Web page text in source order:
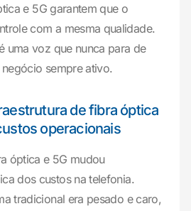
e 5G garantem que o
com a mesma qualidade.
uma voz que nunca para de
sempre ativo.
de fibra óptica
operacionais
óptica e 5G mudou
dos custos na telefonia.
tradicional era pesado e caro,